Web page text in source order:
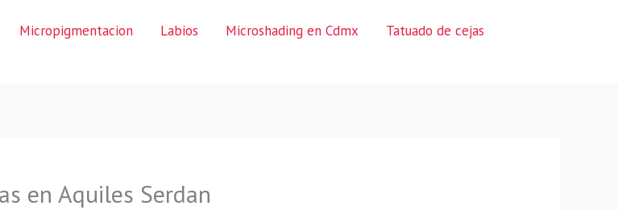
Micropigmentacion Labios Microshading en Cdmx
Tatuado de cejas
en Aquiles Serdan